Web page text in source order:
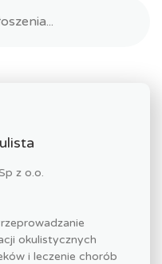
z o.o.
okulistycznych
i leczenie chorób